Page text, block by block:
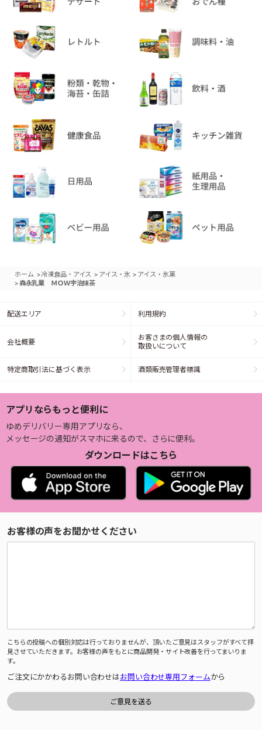
ホーム >冷凍食品・アイス > アイス・氷 > アイス・氷菓
> 森永乳業 ＭＯＷ宇治抹茶
配送エリア 利用規約
会社概要
お客さまの個人情報の
取扱いについて
特定商取引法に基づく表示 酒類販売管理者標識
アプリならもっと便利に
ゆめデリバリー専用アプリなら、
メッセージの通知がスマホに来るので、さらに便利。
ダウンロードはこちら
お客様の声をお聞かせください
こちらの投稿への個別対応は行っておりませんが、頂いたご意見はスタッフがすべて拝
見させていただきます。お客様の声をもとに商品開発・サイト改善を行ってまいりま
す。
ご注文にかかわるお問い合わせはお問い合わせ専用フォームから